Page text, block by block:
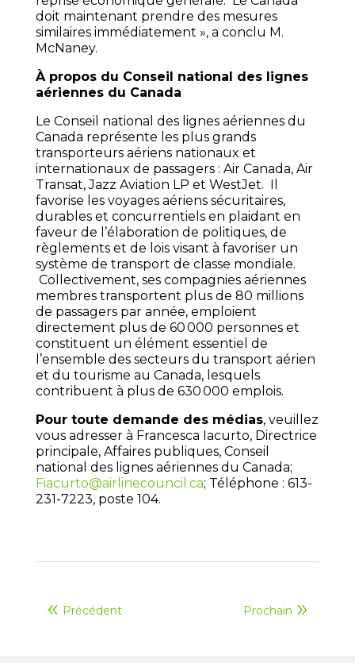
doit maintenant prendre des mesures
similaires immédiatement », a conclu M.
McNaney.
À propos du Conseil national des lignes
aériennes du Canada
Le Conseil national des lignes aériennes du
Canada représente les plus grands
transporteurs aériens nationaux et
internationaux de passagers : Air Canada, Air
Transat, Jazz Aviation LP et WestJet. Il
favorise les voyages aériens sécuritaires,
durables et concurrentiels en plaidant en
faveur de l’élaboration de politiques, de
règlements et de lois visant à favoriser un
système de transport de classe mondiale.
Collectivement, ses compagnies aériennes
membres transportent plus de 80 millions
de passagers par année, emploient
directement plus de 60 000 personnes et
constituent un élément essentiel de
l’ensemble des secteurs du transport aérien
et du tourisme au Canada, lesquels
contribuent à plus de 630 000 emplois.
Pour toute demande des médias, veuillez
vous adresser à Francesca Iacurto, Directrice
principale, Affaires publiques, Conseil
national des lignes aériennes du Canada;
Fiacurto@airlinecouncil.ca; Téléphone : 613-
231-7223, poste 104.
Précédent Prochain